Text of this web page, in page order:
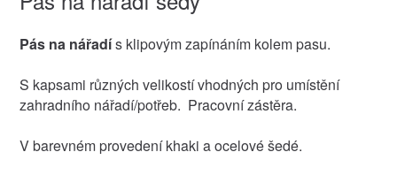
Pás na nářadís klipovým zapínáním kolem pasu.
S kapsami různých velikostí vhodných pro umístění
zahradního nářadí/potřeb. Pracovní zástěra.
V barevném provedení khaki a ocelové šedé.